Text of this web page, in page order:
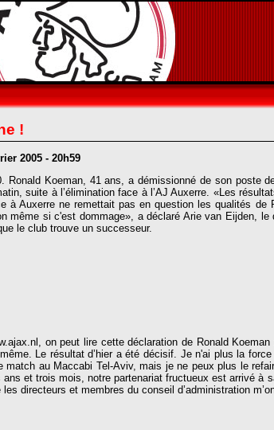
!
2005 - 20h59
Ronald Koeman, 41 ans, a démissionné de son poste
suite à l’élimination face à l’AJ Auxerre. «Les
à Auxerre ne remettait pas en question les qualités
même si c'est dommage», a déclaré Arie van Eijden,
le club trouve un successeur.
on peut lire cette déclaration de Ronald
Le résultat d’hier a été décisif. Je n'ai plus la
match au Maccabi Tel-Aviv, mais je ne peux plus le
ans et trois mois, notre partenariat fructueux est arrivé
directeurs et membres du conseil d’administration